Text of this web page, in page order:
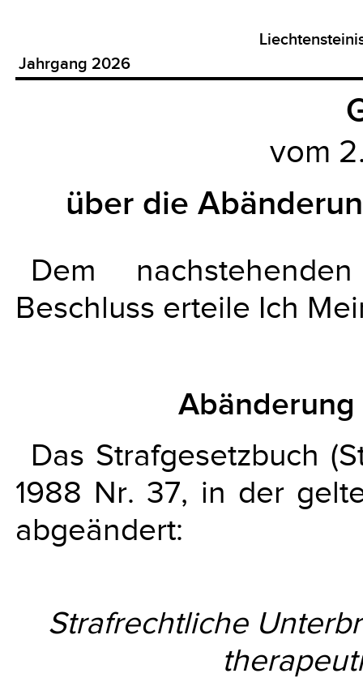
Jahrgang 2026
vom
über die
Dem
Beschluss erteile Ich
Das Strafgesetzbuch
1988 Nr. 37, in der
abgeändert:
Strafrechtliche